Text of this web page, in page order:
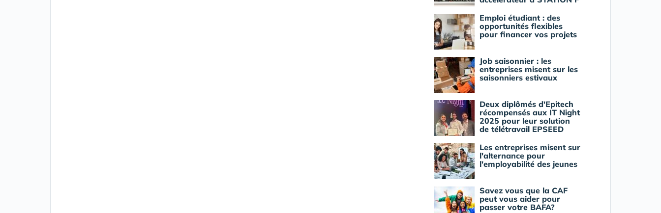
Emploi étudiant : des
opportunités flexibles
pour financer vos projets
Job saisonnier : les
entreprises misent sur les
saisonniers estivaux
Deux diplômés d'Epitech
récompensés aux IT Night
2025 pour leur solution
de télétravail EPSEED
Les entreprises misent sur
l'alternance pour
l'employabilité des jeunes
Savez vous que la CAF
peut vous aider pour
passer votre BAFA?